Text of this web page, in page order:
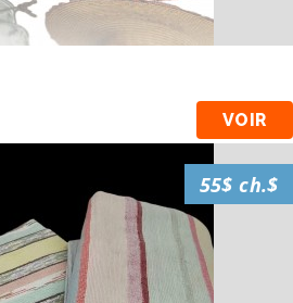
VOIR
55$ ch.$